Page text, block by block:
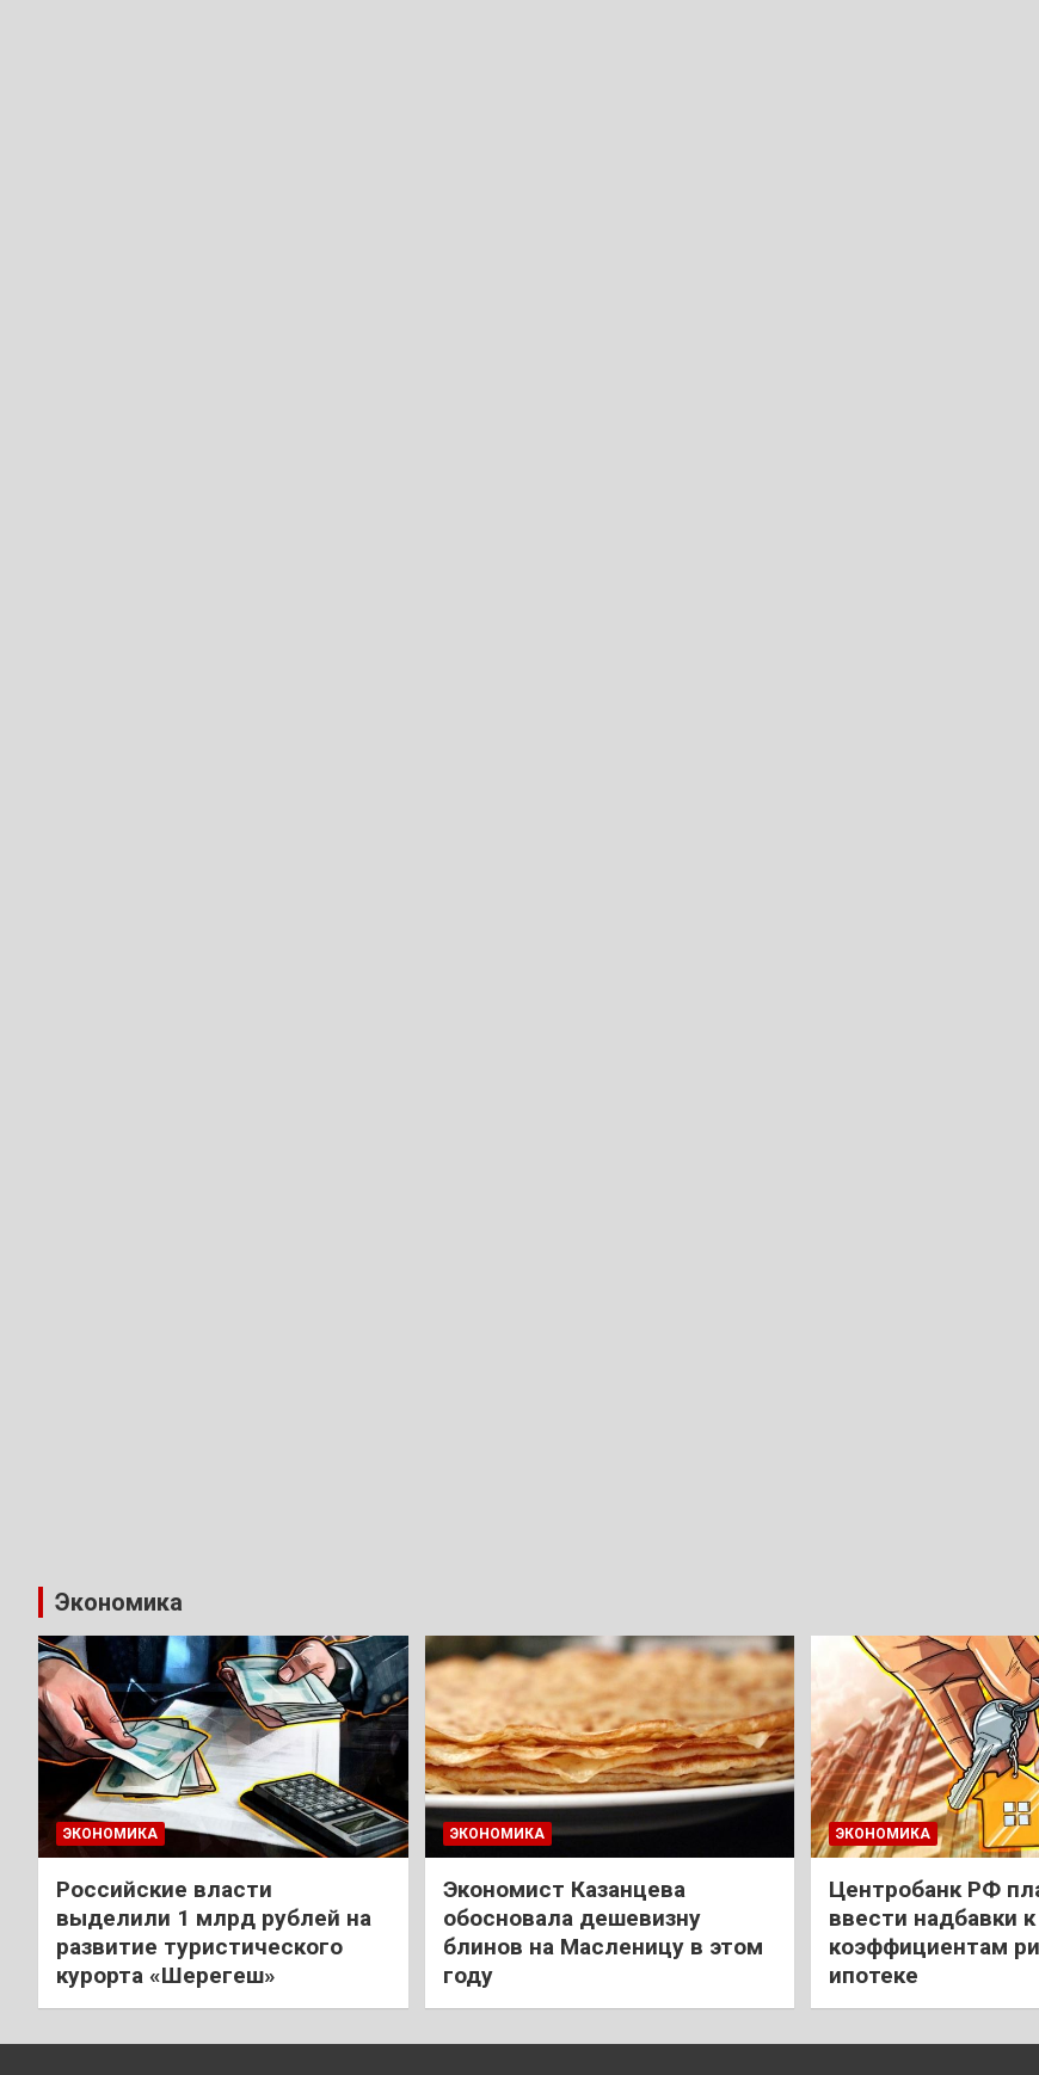
Экономика
ЭКОНОМИКА
Российские власти
выделили 1 млрд рублей на
развитие туристического
курорта «Шерегеш»
ЭКОНОМИКА
Экономист Казанцева
обосновала дешевизну
блинов на Масленицу в этом
году
ЭКОНОМИКА
Центробанк РФ
ввести надбавки к
коэффициентам
ипотеке